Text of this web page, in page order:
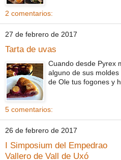
2 comentarios:
27 de febrero de 2017
Tarta de uvas
Cuando desde Pyrex
alguno de sus
de Ole tus fogones y
5 comentarios:
26 de febrero de 2017
I Simposium del Empedrao
Vallero de Vall de Uxó